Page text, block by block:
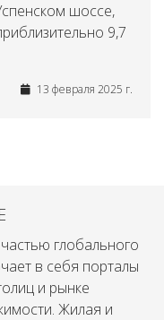
шоссе,
9,7
13 февраля 2025 г.
глобального
в себя порталы
и рынке
Жилая и